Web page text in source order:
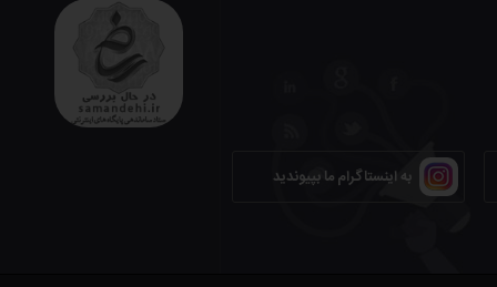
به اینستاگرام ما بپیوندید